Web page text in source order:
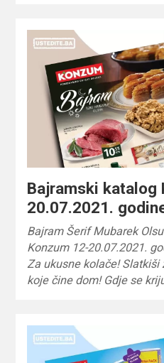
Bajramski katalog
20.07.2021.
Bajram Šerif Mubarek
Konzum 12-20.07.2021.
Za ukusne kolače!
koje čine dom! Gdje se